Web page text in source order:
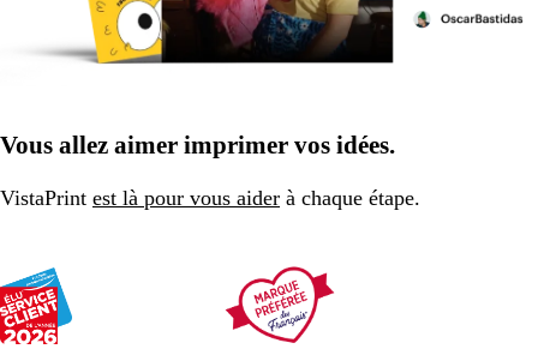
Vous allez aimer imprimer vos idées.
VistaPrint est là pour vous aider à chaque étape.